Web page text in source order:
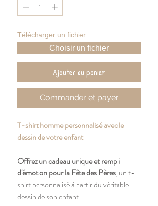
Télécharger un fichier
Choisir un fichier
Ajouter au panier
Commander et payer
T-shirt homme personnalisé avec le
dessin de votre enfant
Offrez un cadeau unique et rempli
d'émotion pour la Fête des Pères, un t-
shirt personnalisé à partir du véritable
dessin de son enfant.